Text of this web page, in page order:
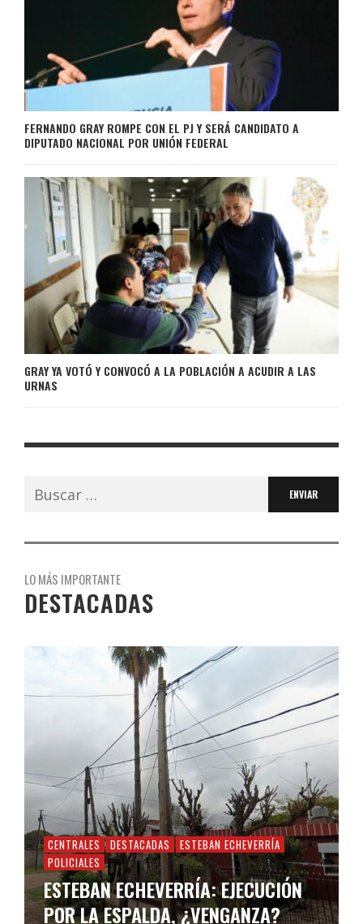
FERNANDO GRAY ROMPE CON EL PJ Y SERÁ CANDIDATO A
DIPUTADO NACIONAL POR UNIÓN FEDERAL
GRAY YA VOTÓ Y CONVOCÓ A LA POBLACIÓN A ACUDIR A LAS
URNAS
Buscar:
LO MÁS IMPORTANTE
DESTACADAS
CENTRALES DESTACADAS
ESTEBAN ECHEVERRÍA
POLICIALES
ESTEBAN ECHEVERRÍA: EJECUCIÓN
POR LA ESPALDA, ¿VENGANZA?